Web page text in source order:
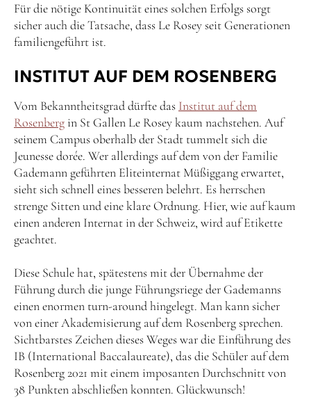
Für die nötige Kontinuität eines solchen Erfolgs sorgt
sicher auch die Tatsache, dass Le Rosey seit Generationen
familiengeführt ist.
INSTITUT AUF DEM ROSENBERG
Vom Bekanntheitsgrad dürfte das Institut auf dem
Rosenberg in St Gallen Le Rosey kaum nachstehen. Auf
seinem Campus oberhalb der Stadt tummelt sich die
Jeunesse dorée. Wer allerdings auf dem von der Familie
Gademann geführten Eliteinternat Müßiggang erwartet,
sieht sich schnell eines besseren belehrt. Es herrschen
strenge Sitten und eine klare Ordnung. Hier, wie auf kaum
einen anderen Internat in der Schweiz, wird auf Etikette
geachtet.
Diese Schule hat, spätestens mit der Übernahme der
Führung durch die junge Führungsriege der Gademanns
einen enormen turn-around hingelegt. Man kann sicher
von einer Akademisierung auf dem Rosenberg sprechen.
Sichtbarstes Zeichen dieses Weges war die Einführung des
IB (International Baccalaureate), das die Schüler auf dem
Rosenberg 2021 mit einem imposanten Durchschnitt von
38 Punkten abschließen konnten. Glückwunsch!